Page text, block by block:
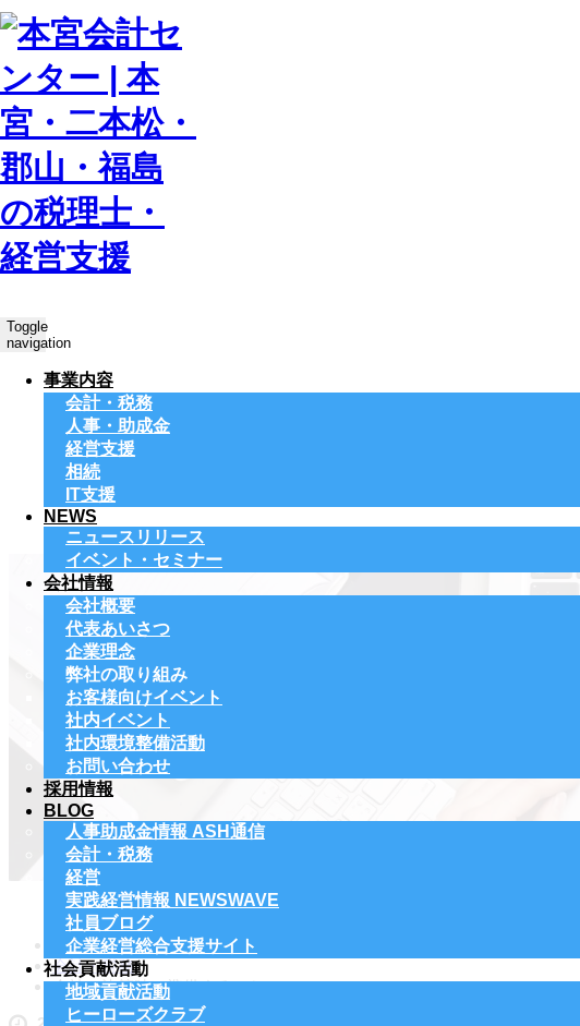
Toggle
navigation
事業内容
会計・税務
人事・助成金
経営支援
相続
IT支援
NEWS
ニュースリリース
イベント・セミナー
会社情報
会社概要
代表あいさつ
企業理念
弊社の取り組み
お客様向けイベント
社内イベント
社内環境整備活動
お問い合わせ
採用情報
BLOG
人事助成金情報 ASH通信
会計・税務
経営
実践経営情報 NEWSWAVE
社員ブログ
企業経営総合支援サイト
社会貢献活動
地域貢献活動
ヒーローズクラブ
ホーム
会計・税務
会社の決算時に準備すること